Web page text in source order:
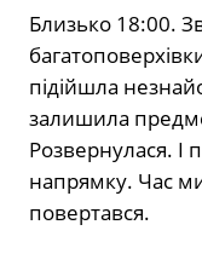
Близько 18:00.
підійшла
залишила
Розвернулася. І
напрямку. Час
повертався.